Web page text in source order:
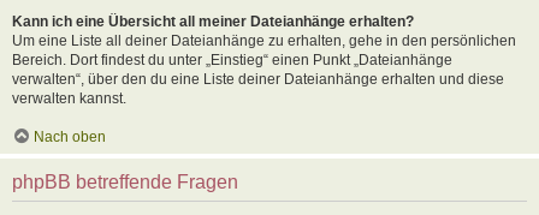
Kann ich eine Übersicht all meiner Dateianhänge erhalten?
Um eine Liste all deiner Dateianhänge zu erhalten, gehe in den persönlichen
Bereich. Dort findest du unter „Einstieg“ einen Punkt „Dateianhänge
verwalten“, über den du eine Liste deiner Dateianhänge erhalten und diese
verwalten kannst.
Nach oben
phpBB betreffende Fragen